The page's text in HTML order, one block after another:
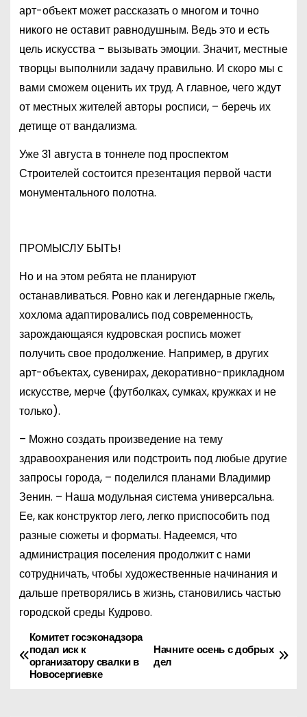
арт-объект может рассказать о многом и точно
никого не оставит равнодушным. Ведь это и есть
цель искусства – вызывать эмоции. Значит, местные
творцы выполнили задачу правильно. И скоро мы с
вами сможем оценить их труд. А главное, чего ждут
от местных жителей авторы росписи, – беречь их
детище от вандализма.
Уже 31 августа в тоннеле под проспектом
Строителей состоится презентация первой части
монументального полотна.
ПРОМЫСЛУ БЫТЬ!
Но и на этом ребята не планируют
останавливаться. Ровно как и легендарные гжель,
хохлома адаптировались под современность,
зарождающаяся кудровская роспись может
получить свое продолжение. Например, в других
арт-объектах, сувенирах, декоративно-прикладном
искусстве, мерче (футболках, сумках, кружках и не
только).
– Можно создать произведение на тему
здравоохранения или подстроить под любые другие
запросы города, – поделился планами Владимир
Зенин. – Наша модульная система универсальна.
Ее, как конструктор лего, легко приспособить под
разные сюжеты и форматы. Надеемся, что
администрация поселения продолжит с нами
сотрудничать, чтобы художественные начинания и
дальше претворялись в жизнь, становились частью
городской среды Кудрово.
Н
а
Начните осень с добрых
дел
Комитет госэконадзора
подал иск к
организатору свалки в
Новосергиевке